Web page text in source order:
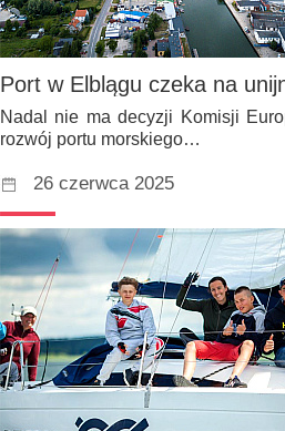
Port w Elblągu czeka na
Nadal nie ma decyzji Komisji
rozwój portu morskiego…
26 czerwca 2025